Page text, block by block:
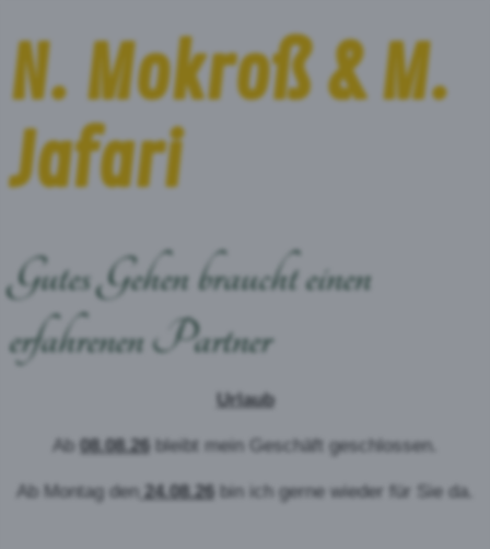
N. Mokroß & M.
Jafari
Gutes Gehen braucht einen
erfahrenen Partner
Urlaub
Ab 08.08.26 bleibt mein Geschäft geschlossen.
Ab Montag den 24.08.26 bin ich gerne wieder für Sie da.